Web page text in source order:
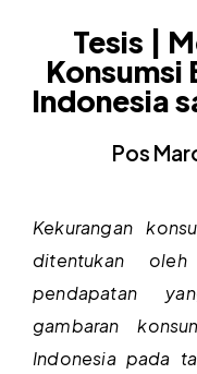
Tesis |
Konsumsi
Indonesia
Pos
Kekurangan
ditentukan
pendapatan
gambaran
Indonesia pada